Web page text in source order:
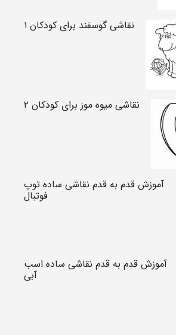
نقاشی گوسفند برای کودکان ۱
نقاشی میوه موز برای کودکان ۲
آموزش قدم به قدم نقاشی ساده توپ
فوتبال
آموزش قدم به قدم نقاشی ساده اسب
آبی